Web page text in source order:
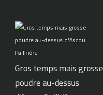
Gros temps mais grosse
poudre au-dessus